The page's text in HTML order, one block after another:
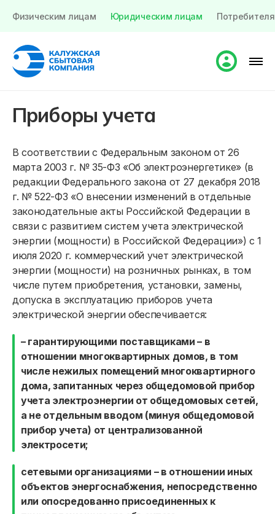
Физическим лицам Юридическим лицам
Приборы учета
В соответствии с Федеральным законом от 26
марта 2003 г. № 35-ФЗ «Об электроэнергетике» (в
редакции Федерального закона от 27 декабря 2018
г. № 522-ФЗ «О внесении изменений в отдельные
законодательные акты Российской Федерации в
связи с развитием систем учета электрической
энергии (мощности) в Российской Федерации») с 1
июля 2020 г. коммерческий учет электрической
энергии (мощности) на розничных рынках, в том
числе путем приобретения, установки, замены,
допуска в эксплуатацию приборов учета
электрической энергии обеспечивается:
– гарантирующими поставщиками – в
отношении многоквартирных домов, в том
числе нежилых помещений многоквартирного
дома, запитанных через общедомовой прибор
учета электроэнергии от общедомовых сетей,
а не отдельным вводом (минуя общедомовой
прибор учета) от централизованной
электросети;
сетевыми организациями – в отношении иных
объектов энергоснабжения, непосредственно
или опосредованно присоединенных к